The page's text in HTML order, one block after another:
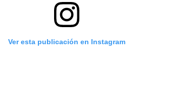
Ver esta publicación en Instagram